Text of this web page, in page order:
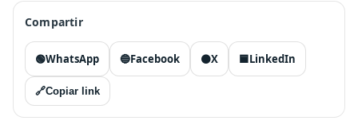
Compartir
🟢WhatsApp 🔵Facebook ⚫X 🟦LinkedIn
🔗Copiar link